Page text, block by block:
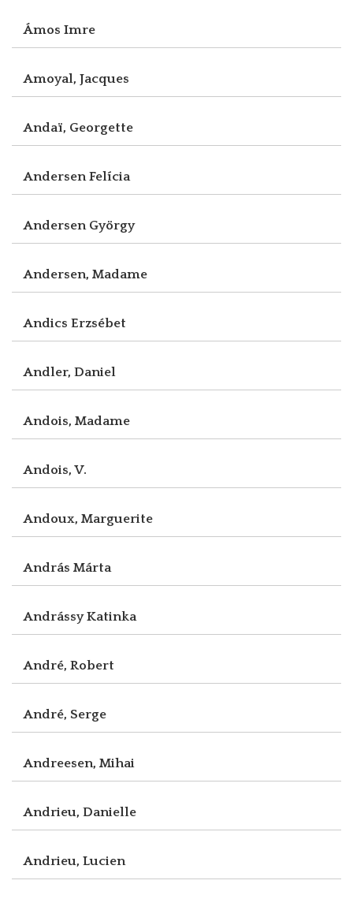
Ámos Imre
Amoyal, Jacques
Andaï, Georgette
Andersen Felícia
Andersen György
Andersen, Madame
Andics Erzsébet
Andler, Daniel
Andois, Madame
Andois, V.
Andoux, Marguerite
András Márta
Andrássy Katinka
André, Robert
André, Serge
Andreesen, Mihai
Andrieu, Danielle
Andrieu, Lucien